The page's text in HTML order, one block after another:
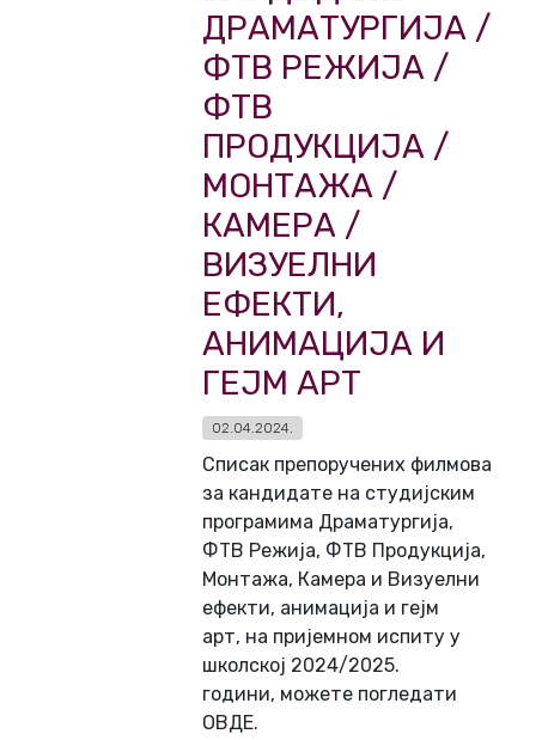
ДРАМАТУРГИЈА /
ФТВ РЕЖИЈА /
ФТВ
ПРОДУКЦИЈА /
МОНТАЖА /
КАМЕРА /
ВИЗУЕЛНИ
ЕФЕКТИ,
АНИМАЦИЈА И
ГЕЈМ АРТ
02.04.2024.
Списак препоручених филмова
за кандидате на студијским
програмима Драматургија,
ФТВ Режија, ФТВ Продукција,
Монтажа, Камера и Визуелни
ефекти, анимација и гејм
арт, на пријемном испиту у
школској 2024/2025.
години, можете погледати
ОВДЕ.